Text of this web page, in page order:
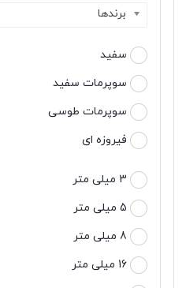
برندها
سفید
سوپرمات سفید
سوپرمات طوسی
فیروزه ای
3 میلی متر
5 میلی متر
8 میلی متر
16 میلی متر